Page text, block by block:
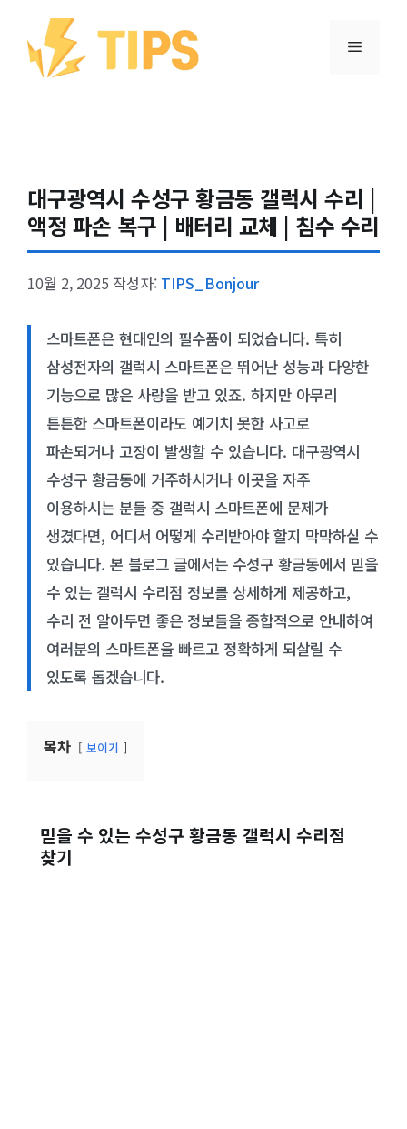
건너뛰기
메뉴
대구광역시 수성구 황금동 갤럭시 수리 |
액정 파손 복구 | 배터리 교체 | 침수 수리
10월 2, 2025 작성자: TIPS_Bonjour
스마트폰은 현대인의 필수품이 되었습니다. 특히
삼성전자의 갤럭시 스마트폰은 뛰어난 성능과 다양한
기능으로 많은 사랑을 받고 있죠. 하지만 아무리
튼튼한 스마트폰이라도 예기치 못한 사고로
파손되거나 고장이 발생할 수 있습니다. 대구광역시
수성구 황금동에 거주하시거나 이곳을 자주
이용하시는 분들 중 갤럭시 스마트폰에 문제가
생겼다면, 어디서 어떻게 수리받아야 할지 막막하실 수
있습니다. 본 블로그 글에서는 수성구 황금동에서 믿을
수 있는 갤럭시 수리점 정보를 상세하게 제공하고,
수리 전 알아두면 좋은 정보들을 종합적으로 안내하여
여러분의 스마트폰을 빠르고 정확하게 되살릴 수
있도록 돕겠습니다.
목차 보이기
믿을 수 있는 수성구 황금동 갤럭시 수리점
찾기